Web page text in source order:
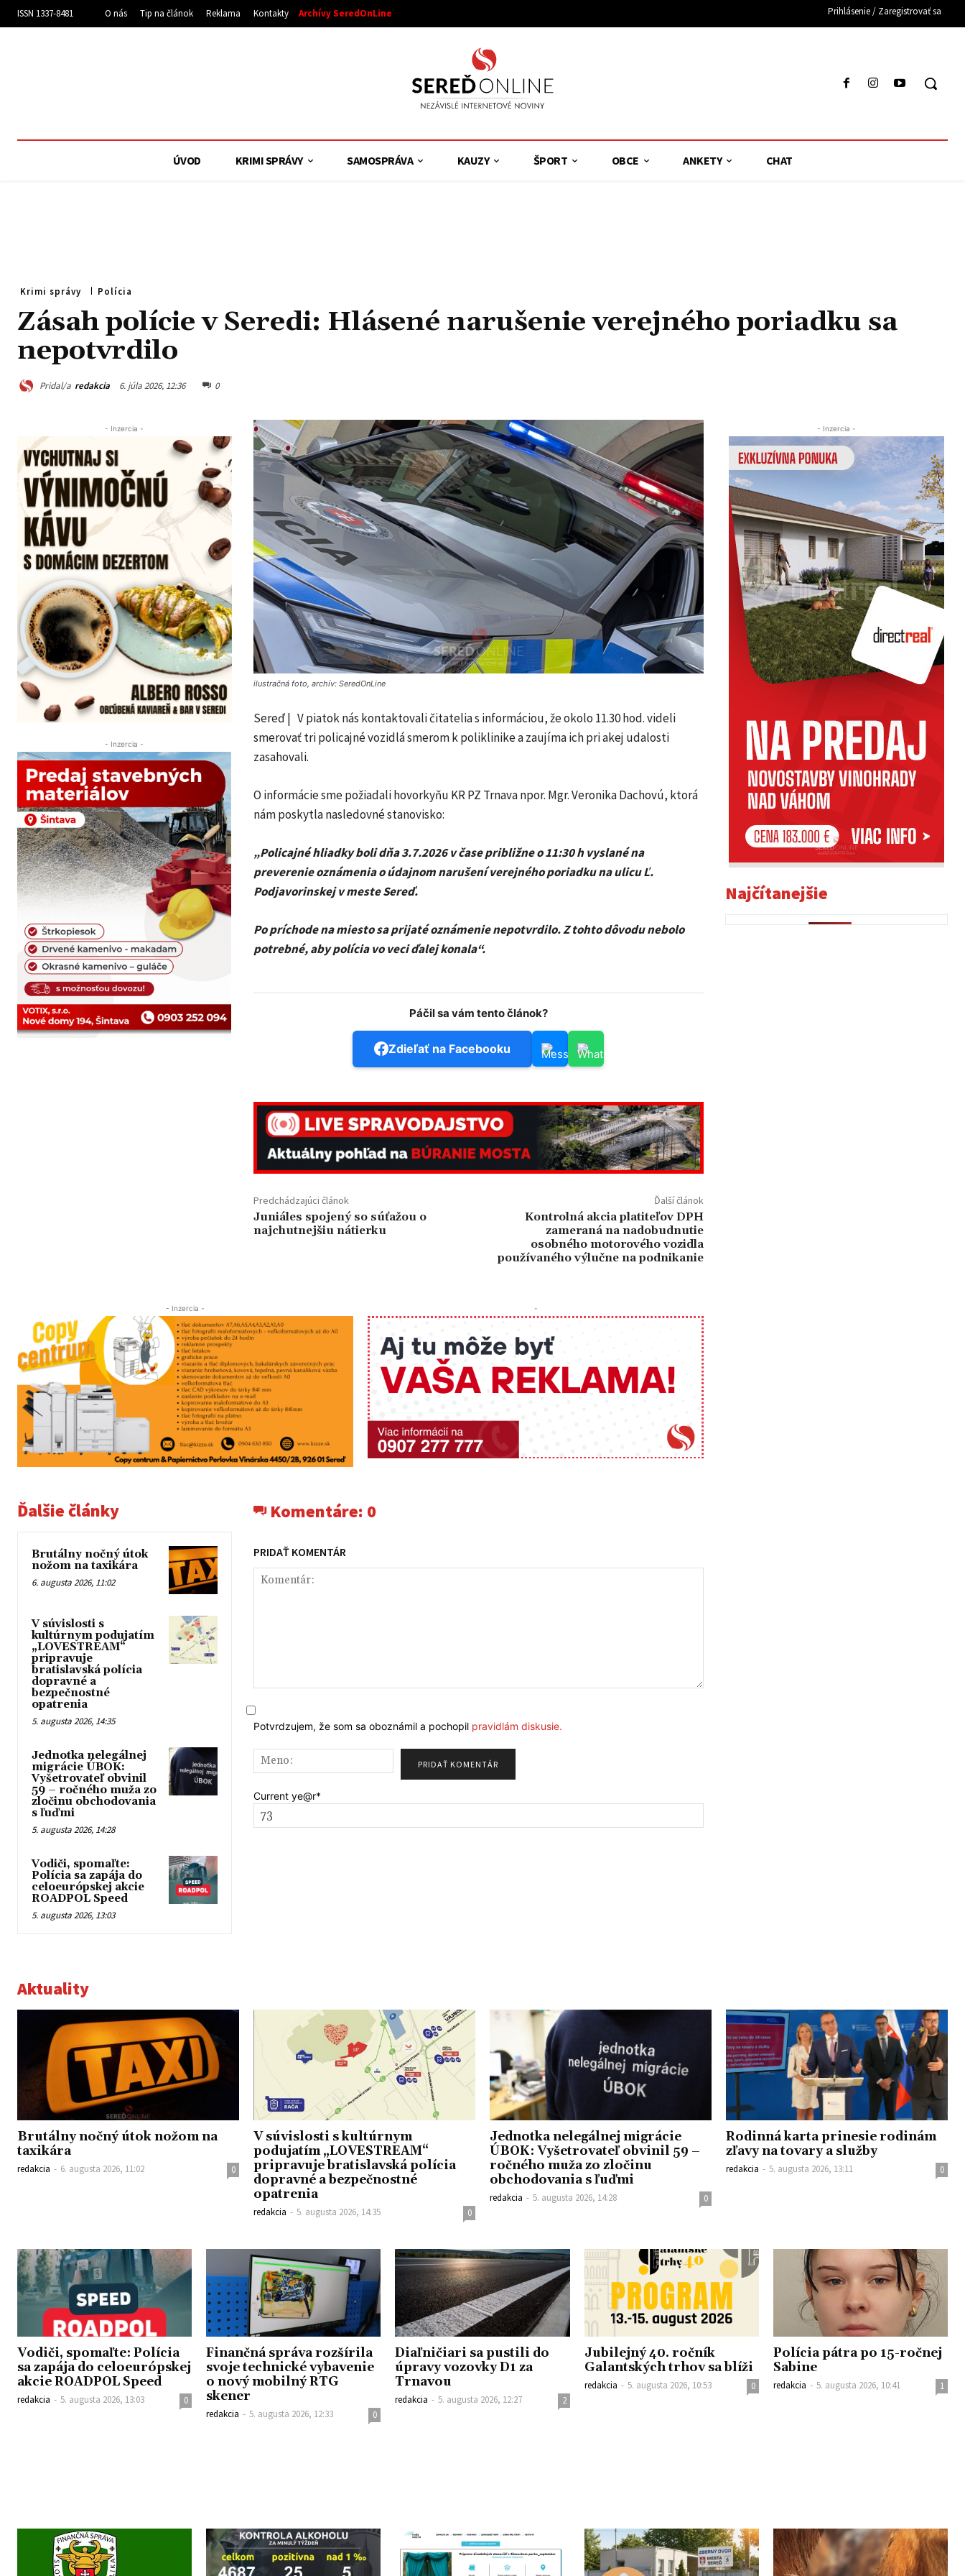
ISSN 1337-8481 O nás Tip na článok Reklama Kontakty Archívy SeredOnLine Prihlásenie / Zaregistrovať sa
ÚVOD KRIMI SPRÁVY SAMOSPRÁVA KAUZY ŠPORT OBCE ANKETY CHAT
Krimi správy Polícia
Zásah polície v Seredi: Hlásené narušenie verejného poriadku sa
nepotvrdilo
Pridal/a redakcia 6. júla 2026, 12:36 0
- Inzercia -
- Inzercia -
ilustračná foto, archív: SeredOnLine
Sereď | V piatok nás kontaktovali čitatelia s informáciou, že okolo 11.30 hod. videli
smerovať tri policajné vozidlá smerom k poliklinike a zaujíma ich pri akej udalosti
zasahovali.
O informácie sme požiadali hovorkyňu KR PZ Trnava npor. Mgr. Veronika Dachovú, ktorá
nám poskytla nasledovné stanovisko:
„Policajné hliadky boli dňa 3.7.2026 v čase približne o 11:30 h vyslané na
preverenie oznámenia o údajnom narušení verejného poriadku na ulicu Ľ.
Podjavorinskej v meste Sereď.
Po príchode na miesto sa prijaté oznámenie nepotvrdilo. Z tohto dôvodu nebolo
potrebné, aby polícia vo veci ďalej konala“.
Páčil sa vám tento článok?
Zdieľať na Facebooku
Predchádzajúci článok
Juniáles spojený so súťažou o
najchutnejšiu nátierku
Ďalší článok
Kontrolná akcia platiteľov DPH
zameraná na nadobudnutie
osobného motorového vozidla
používaného výlučne na podnikanie
- Inzercia - -
Ďalšie články
Brutálny nočný útok
nožom na taxikára
6. augusta 2026, 11:02
V súvislosti s
kultúrnym podujatím
„LOVESTREAM“
pripravuje
bratislavská polícia
dopravné a
bezpečnostné
opatrenia
5. augusta 2026, 14:35
Jednotka nelegálnej
migrácie ÚBOK:
Vyšetrovateľ obvinil
59 – ročného muža zo
zločinu obchodovania
s ľuďmi
5. augusta 2026, 14:28
Vodiči, spomaľte:
Polícia sa zapája do
celoeurópskej akcie
ROADPOL Speed
5. augusta 2026, 13:03
Komentáre: 0
PRIDAŤ KOMENTÁR
Potvrdzujem, že som sa oboznámil a pochopil pravidlám diskusie.
Current ye@r*
- Inzercia -
Najčítanejšie
Aktuality
Brutálny nočný útok nožom na
taxikára
redakcia - 6. augusta 2026, 11:02 0
V súvislosti s kultúrnym
podujatím „LOVESTREAM“
pripravuje bratislavská polícia
dopravné a bezpečnostné
opatrenia
redakcia - 5. augusta 2026, 14:35 0
Jednotka nelegálnej migrácie
ÚBOK: Vyšetrovateľ obvinil 59 –
ročného muža zo zločinu
obchodovania s ľuďmi
redakcia - 5. augusta 2026, 14:28 0
Rodinná karta prinesie rodinám
zľavy na tovary a služby
redakcia - 5. augusta 2026, 13:11 0
Vodiči, spomaľte: Polícia
sa zapája do celoeurópskej
akcie ROADPOL Speed
redakcia - 5. augusta 2026, 13:03 0
Finančná správa rozšírila
svoje technické vybavenie
o nový mobilný RTG
skener
redakcia - 5. augusta 2026, 12:33 0
Diaľničiari sa pustili do
úpravy vozovky D1 za
Trnavou
redakcia - 5. augusta 2026, 12:27 2
Jubilejný 40. ročník
Galantských trhov sa blíži
redakcia - 5. augusta 2026, 10:53 0
Polícia pátra po 15-ročnej
Sabine
redakcia - 5. augusta 2026, 10:41 1